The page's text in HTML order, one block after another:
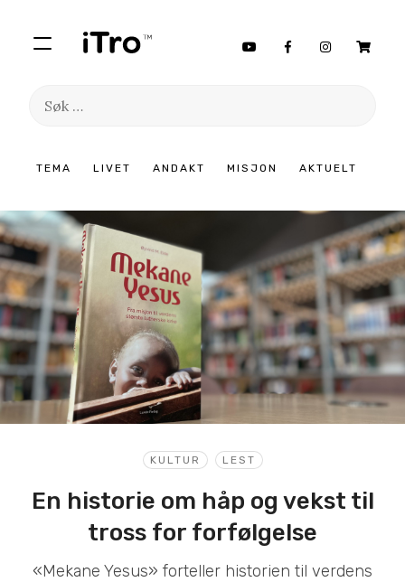
TEMA LIVET ANDAKT MISJON AKTUELT
Søk
innhold
KULTUR LEST
En historie om håp og vekst til
tross for forfølgelse
«Mekane Yesus» forteller historien til verdens